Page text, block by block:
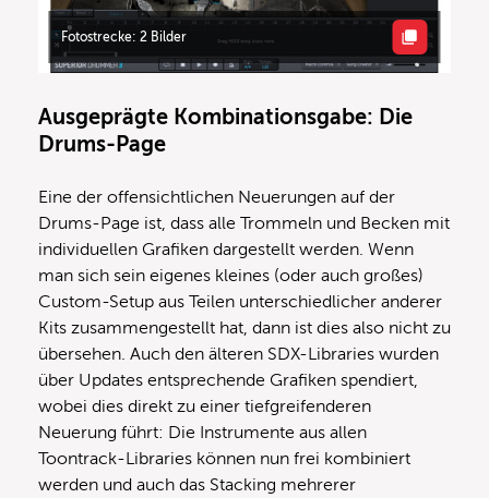
Fotostrecke: 2 Bilder
Ausgeprägte Kombinationsgabe: Die
Drums-Page
Eine der offensichtlichen Neuerungen auf der
Drums-Page ist, dass alle Trommeln und Becken mit
individuellen Grafiken dargestellt werden. Wenn
man sich sein eigenes kleines (oder auch großes)
Custom-Setup aus Teilen unterschiedlicher anderer
Kits zusammengestellt hat, dann ist dies also nicht zu
übersehen. Auch den älteren SDX-Libraries wurden
über Updates entsprechende Grafiken spendiert,
wobei dies direkt zu einer tiefgreifenderen
Neuerung führt: Die Instrumente aus allen
Toontrack-Libraries können nun frei kombiniert
werden und auch das Stacking mehrerer